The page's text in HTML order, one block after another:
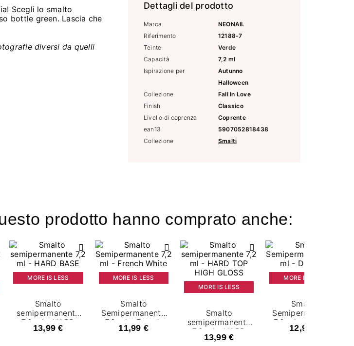
Dettagli del prodotto
Marca
NEONAIL
Riferimento
12188-7
Teinte
Verde
Capacità
7,2 ml
Ispirazione per
Autunno
Halloween
Collezione
Fall In Love
Finish
Classico
Livello di coprenza
Coprente
ean13
5907052818438
Collezione
Smalti
Scegli lo smalto
bottle green. Lascia che
diversi da quelli
prodotto hanno comprato anche:
MORE IS LESS
Smalto
semipermanente
7,2 ml - HARD
BASE
13,99 €
MORE IS LESS
Smalto
Semipermanente
7,2 ml - French
White
11,99 €
MORE IS LESS
Smalto
semipermanente
7,2 ml - HARD
TOP HIGH
13,99 €
MORE IS LESS
Smalto
Semipermanente
7,2 ml - Dry Top
12,99 €